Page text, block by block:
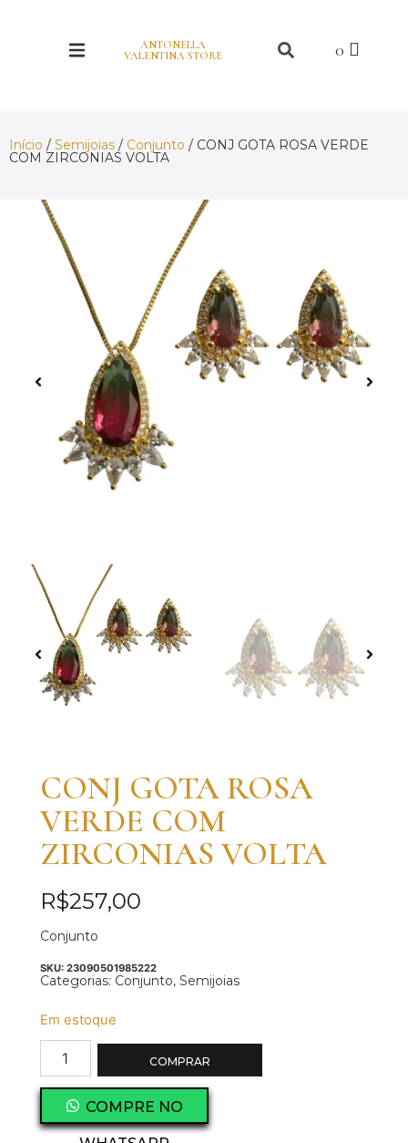
ANTONELLA
VALENTINA STORE
Início / Semijoias / Conjunto / CONJ GOTA ROSA VERDE
COM ZIRCONIAS VOLTA
CONJ GOTA ROSA
VERDE COM
ZIRCONIAS VOLTA
R$257,00
Conjunto
SKU: 23090501985222
Categorias: Conjunto, Semijoias
Em estoque
COMPRAR
COMPRE NO